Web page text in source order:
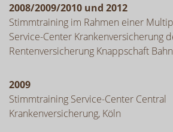
2008/2009/2010 und 2012
Stimmtraining im Rahmen einer
Service-Center Krankenversicherung
Rentenversicherung Knappschaft
2009
Stimmtraining Service-Center Central
Krankenversicherung, Köln